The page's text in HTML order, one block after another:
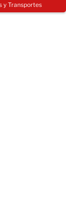
y Transportes